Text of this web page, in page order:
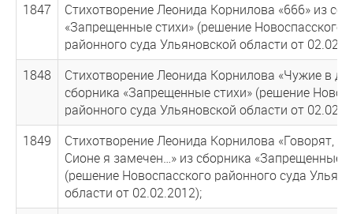
1847
Стихотворение Леонида Корнилова «666» из
«Запрещенные стихи» (решение Новоспасского
районного суда Ульяновской области от
1848
Стихотворение Леонида Корнилова «Чужие в
сборника «Запрещенные стихи» (решение
районного суда Ульяновской области от
1849
Стихотворение Леонида Корнилова «Говорят,
Сионе я замечен…» из сборника «Запрещенные
(решение Новоспасского районного суда
области от 02.02.2012);